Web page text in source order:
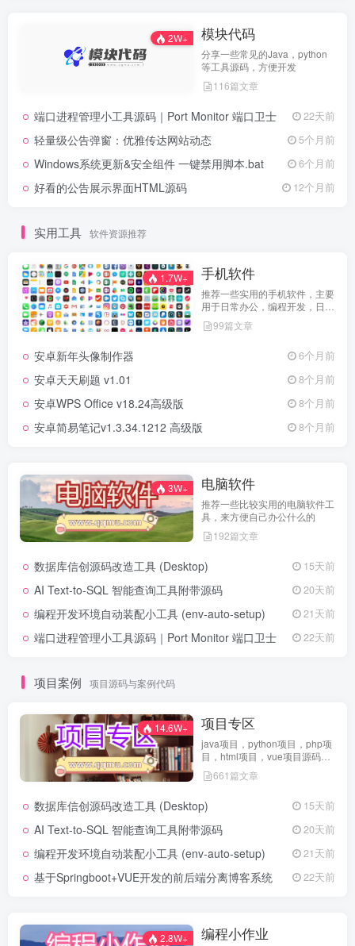
2W+ 模块代码
分享一些常见的Java，python
等工具源码，方便开发
116篇文章
端口进程管理小工具源码｜Port Monitor 端口卫士 22天前
轻量级公告弹窗：优雅传达网站动态 5个月前
Windows系统更新&安全组件 一键禁用脚本.bat 6个月前
好看的公告展示界面HTML源码 12个月前
实用工具 软件资源推荐
1.7W+ 手机软件
推荐一些实用的手机软件，主要
用于日常办公，编程开发，日常
维护，娱乐等等
99篇文章
安卓新年头像制作器 6个月前
安卓天天刷题 v1.01 8个月前
安卓WPS Office v18.24高级版 8个月前
安卓简易笔记v1.3.34.1212 高级版 8个月前
3W+ 电脑软件
推荐一些比较实用的电脑软件工
具，来方便自己办公什么的
192篇文章
数据库信创源码改造工具 (Desktop) 15天前
AI Text-to-SQL 智能查询工具附带源码 20天前
编程开发环境自动装配小工具 (env-auto-setup) 21天前
端口进程管理小工具源码｜Port Monitor 端口卫士 22天前
项目案例 项目源码与案例代码
14.6W+ 项目专区
java项目，python项目，php项
目，html项目，vue项目源码免
费查看661篇文章
数据库信创源码改造工具 (Desktop) 15天前
AI Text-to-SQL 智能查询工具附带源码 20天前
编程开发环境自动装配小工具 (env-auto-setup) 21天前
基于Springboot+VUE开发的前后端分离博客系统 22天前
2.8W+ 编程小作业